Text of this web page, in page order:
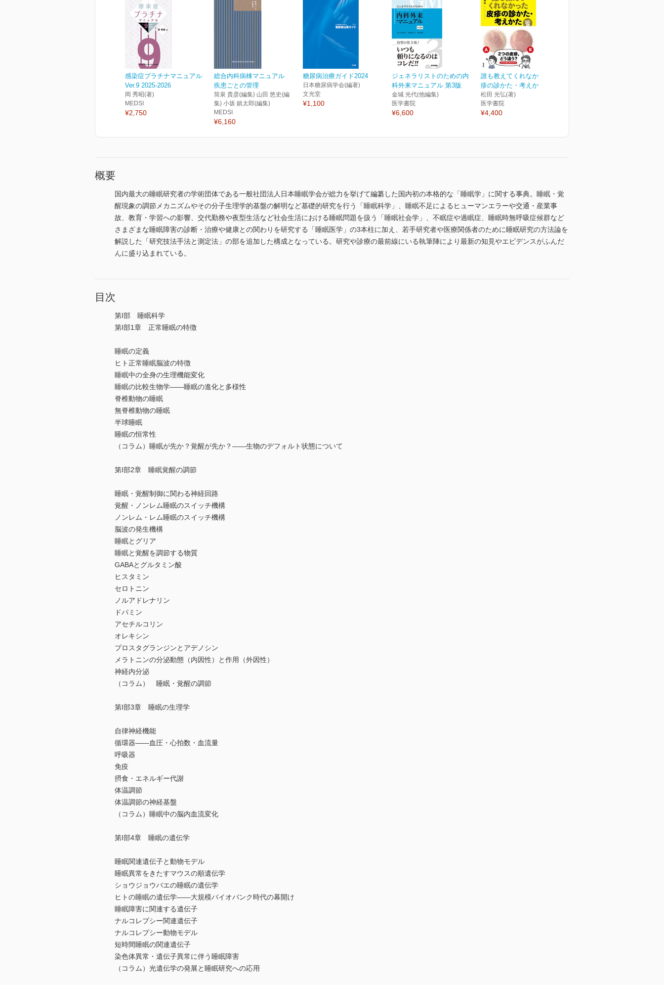
感染症プラチナマニュアル
Ver.9 2025-2026
岡 秀昭(著)
MEDSI
¥2,750
総合内科病棟マニュアル
疾患ごとの管理
筒泉 貴彦(編集) 山田 悠史(編
集) 小坂 鎮太郎(編集)
MEDSI
¥6,160
糖尿病治療ガイド2024
日本糖尿病学会(編著)
文光堂
¥1,100
ジェネラリストのための内
科外来マニュアル 第3版
金城 光代(他編集)
医学書院
¥6,600
誰も教えてくれなかった皮
疹の診かた・考えかた[W...
松田 光弘(著)
医学書院
¥4,400
概要
国内最大の睡眠研究者の学術団体である一般社団法人日本睡眠学会が総力を挙げて編纂した国内初の本格的な「睡眠学」に関する事典。睡眠・覚
醒現象の調節メカニズムやその分子生理学的基盤の解明など基礎的研究を行う「睡眠科学」、睡眠不足によるヒューマンエラーや交通・産業事
故、教育・学習への影響、交代勤務や夜型生活など社会生活における睡眠問題を扱う「睡眠社会学」、不眠症や過眠症、睡眠時無呼吸症候群など
さまざまな睡眠障害の診断・治療や健康との関わりを研究する「睡眠医学」の3本柱に加え、若手研究者や医療関係者のために睡眠研究の方法論を
解説した「研究技法手法と測定法」の部を追加した構成となっている。研究や診療の最前線にいる執筆陣により最新の知見やエビデンスがふんだ
んに盛り込まれている。
目次
第I部 睡眠科学
第I部1章 正常睡眠の特徴
睡眠の定義
ヒト正常睡眠脳波の特徴
睡眠中の全身の生理機能変化
睡眠の比較生物学――睡眠の進化と多様性
脊椎動物の睡眠
無脊椎動物の睡眠
半球睡眠
睡眠の恒常性
（コラム）睡眠が先か？覚醒が先か？――生物のデフォルト状態について
第I部2章 睡眠覚醒の調節
睡眠・覚醒制御に関わる神経回路
覚醒・ノンレム睡眠のスイッチ機構
ノンレム・レム睡眠のスイッチ機構
脳波の発生機構
睡眠とグリア
睡眠と覚醒を調節する物質
GABAとグルタミン酸
ヒスタミン
セロトニン
ノルアドレナリン
ドパミン
アセチルコリン
オレキシン
プロスタグランジンとアデノシン
メラトニンの分泌動態（内因性）と作用（外因性）
神経内分泌
（コラム） 睡眠・覚醒の調節
第I部3章 睡眠の生理学
自律神経機能
循環器――血圧・心拍数・血流量
呼吸器
免疫
摂食・エネルギー代謝
体温調節
体温調節の神経基盤
（コラム）睡眠中の脳内血流変化
第I部4章 睡眠の遺伝学
睡眠関連遺伝子と動物モデル
睡眠異常をきたすマウスの順遺伝学
ショウジョウバエの睡眠の遺伝学
ヒトの睡眠の遺伝学――大規模バイオバンク時代の幕開け
睡眠障害に関連する遺伝子
ナルコレプシー関連遺伝子
ナルコレプシー動物モデル
短時間睡眠の関連遺伝子
染色体異常・遺伝子異常に伴う睡眠障害
（コラム）光遺伝学の発展と睡眠研究への応用